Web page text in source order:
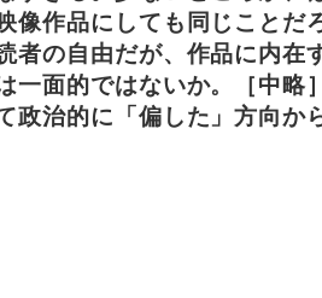
像作品にしても同じことだ
者の自由だが、作品に内在
面的ではないか。［中略
政治的に「偏した」方向か